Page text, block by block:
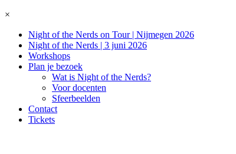
×
Night of the Nerds on Tour | Nijmegen 2026
Night of the Nerds | 3 juni 2026
Workshops
Plan je bezoek
Wat is Night of the Nerds?
Voor docenten
Sfeerbeelden
Contact
Tickets